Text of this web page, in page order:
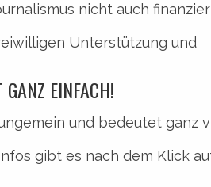
nicht auch
Unterstützung und
EINFACH!
und bedeutet ganz
gibt es nach dem Klick